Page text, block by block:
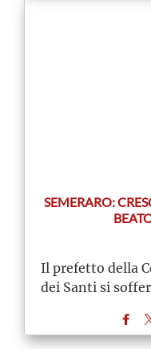
SEMERARO:
Il prefetto della
dei Santi si